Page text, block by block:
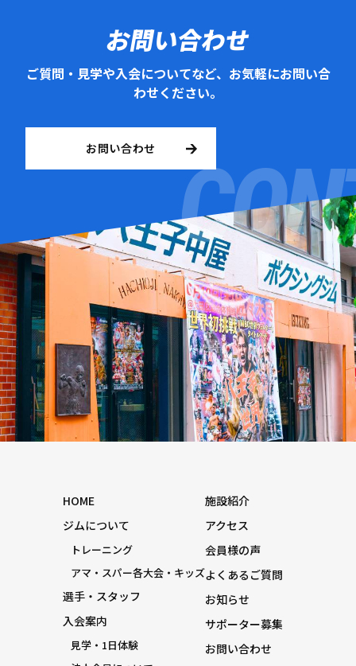
お問い合わせ
ご質問・見学や入会についてなど、お気軽にお問い合
わせください。
お問い合わせ
HOME
ジムについて
トレーニング
アマ・スパー各大会・キッズ
選手・スタッフ
入会案内
見学・1日体験
施設紹介
アクセス
会員様の声
よくあるご質問
お知らせ
サポーター募集
お問い合わせ